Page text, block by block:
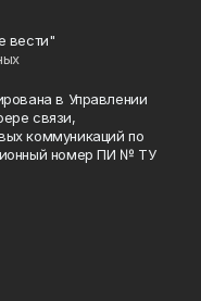
вести"
в Управлении
связи,
коммуникаций по
номер ПИ № ТУ